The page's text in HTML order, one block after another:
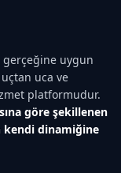
gerçeğine uygun
uca ve
platformudur.
göre şekillenen
kendi dinamiğine